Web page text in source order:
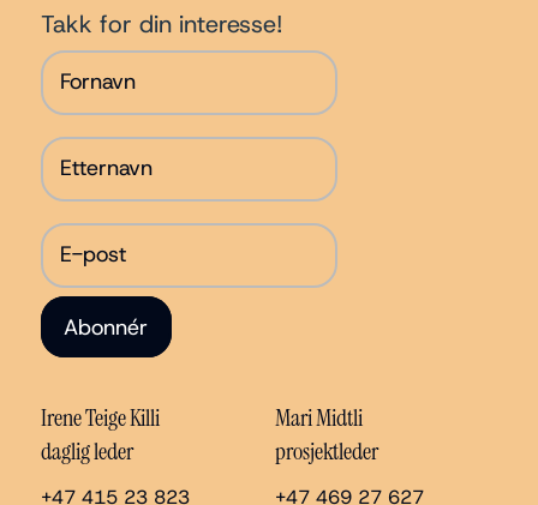
Takk for din interesse!
Abonnér
Irene Teige Killi
daglig leder
+47 415 23 823
Mari Midtli
prosjektleder
+47 469 27 627